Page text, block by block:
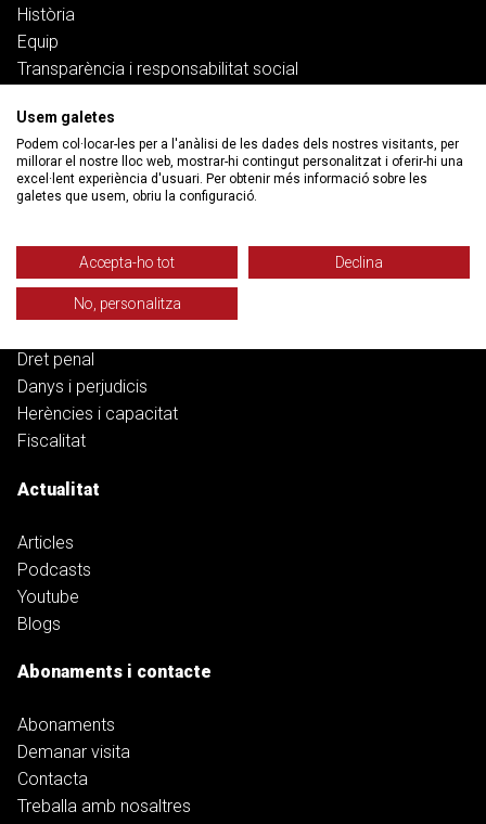
Història
Equip
Transparència i responsabilitat social
Serveis
Treball
Habitatge
Banca, deute i ciberfraus
Dret penal
Danys i perjudicis
Herències i capacitat
Fiscalitat
Actualitat
Articles
Podcasts
Youtube
Blogs
Abonaments i contacte
Abonaments
Demanar visita
Contacta
Treballa amb nosaltres
Usem galetes
Podem col·locar-les per a l'anàlisi de les dades dels nostres visitants, per
millorar el nostre lloc web, mostrar-hi contingut personalitzat i oferir-hi una
excel·lent experiència d'usuari. Per obtenir més informació sobre les
galetes que usem, obriu la configuració.
Accepta-ho tot Declina
No, personalitza